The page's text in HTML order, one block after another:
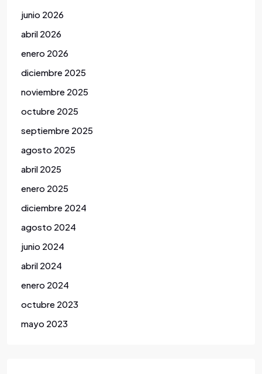
junio 2026
abril 2026
enero 2026
diciembre 2025
noviembre 2025
octubre 2025
septiembre 2025
agosto 2025
abril 2025
enero 2025
diciembre 2024
agosto 2024
junio 2024
abril 2024
enero 2024
octubre 2023
mayo 2023